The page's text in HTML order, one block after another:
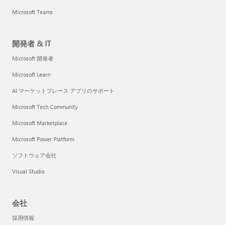
Microsoft Teams
開発者 & IT
Microsoft 開発者
Microsoft Learn
AI マーケットプレース アプリのサポート
Microsoft Tech Community
Microsoft Marketplace
Microsoft Power Platform
ソフトウェア会社
Visual Studio
会社
採用情報